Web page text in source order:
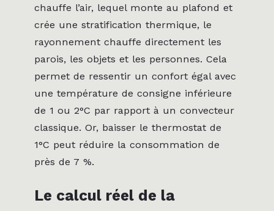
chauffe l’air, lequel monte au plafond et
crée une stratification thermique, le
rayonnement chauffe directement les
parois, les objets et les personnes. Cela
permet de ressentir un confort égal avec
une température de consigne inférieure
de 1 ou 2°C par rapport à un convecteur
classique. Or, baisser le thermostat de
1°C peut réduire la consommation de
près de 7 %.
Le calcul réel de la